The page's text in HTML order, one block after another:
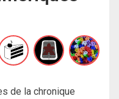
de la chronique